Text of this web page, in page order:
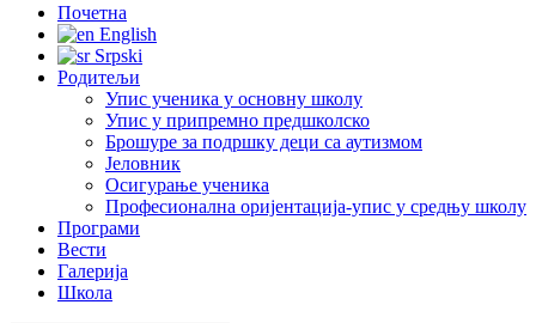
Почетна
English
Srpski
Родитељи
Упис ученика у основну школу
Упис у припремно предшколско
Брошуре за подршку деци са аутизмом
Јеловник
Осигурање ученика
Професионална оријентација-упис у средњу школу
Програми
Вести
Галерија
Школа